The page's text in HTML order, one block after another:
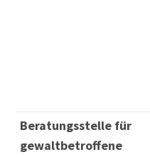
Beratungsstelle für
gewaltbetroffene